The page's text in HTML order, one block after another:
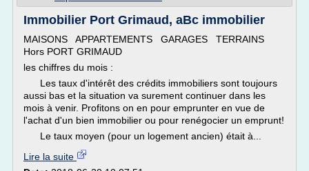
Immobilier Port Grimaud, aBc immobilier
MAISONS APPARTEMENTS GARAGES TERRAINS
Hors PORT GRIMAUD
les chiffres du mois :
Les taux d'intérêt des crédits immobiliers sont toujours
aussi bas et la situation va surement continuer dans les
mois à venir. Profitons on en pour emprunter en vue de
l'achat d'un bien immobilier ou pour renégocier un emprunt!
Le taux moyen (pour un logement ancien) était à...
Lire la suite